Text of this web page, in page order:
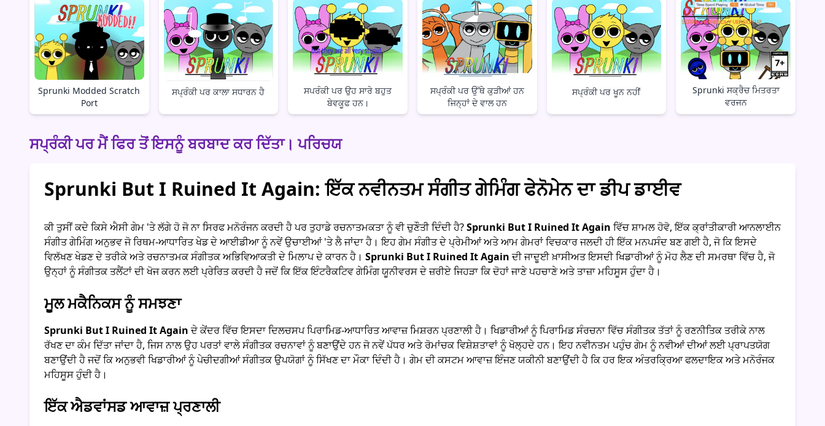
Sprunki Modded Scratch
Port
ਸਪ੍ਰੰਕੀ ਪਰ ਕਾਲਾ ਸਧਾਰਨ ਹੈ
ਸਪਰੰਕੀ ਪਰ ਉਹ ਸਾਰੇ ਬਹੁਤ
ਬੇਵਕੂਫ ਹਨ।
ਸਪ੍ਰੰਕੀ ਪਰ ਉੱਥੇ ਕੁੜੀਆਂ ਹਨ
ਜਿਨ੍ਹਾਂ ਦੇ ਵਾਲ ਹਨ
ਸਪ੍ਰੰਕੀ ਪਰ ਖੂਨ ਨਹੀਂ
Sprunki ਸਕ੍ਰੈਚ ਮਿਤਰਤਾ
ਵਰਜਨ
ਸਪ੍ਰੰਕੀ ਪਰ ਮੈਂ ਫਿਰ ਤੋਂ ਇਸਨੂੰ ਬਰਬਾਦ ਕਰ ਦਿੱਤਾ। ਪਰਿਚਯ
Sprunki But I Ruined It Again: ਇੱਕ ਨਵੀਨਤਮ ਸੰਗੀਤ ਗੇਮਿੰਗ ਫੇਨੋਮੇਨ ਦਾ ਡੀਪ ਡਾਈਵ
ਕੀ ਤੁਸੀਂ ਕਦੇ ਕਿਸੇ ਐਸੀ ਗੇਮ 'ਤੇ ਲੱਗੇ ਹੋ ਜੋ ਨਾ ਸਿਰਫ ਮਨੋਰੰਜਨ ਕਰਦੀ ਹੈ ਪਰ ਤੁਹਾਡੇ ਰਚਨਾਤਮਕਤਾ ਨੂੰ ਵੀ ਚੁਣੌਤੀ ਦਿੰਦੀ ਹੈ?Sprunki But I Ruined It Again ਵਿੱਚ ਸ਼ਾਮਲ ਹੋਵੋ, ਇੱਕ ਕ੍ਰਾਂਤੀਕਾਰੀ ਆਨਲਾਈਨ
ਸੰਗੀਤ ਗੇਮਿੰਗ ਅਨੁਭਵ ਜੋ ਰਿਥਮ-ਆਧਾਰਿਤ ਖੇਡ ਦੇ ਆਈਡੀਆ ਨੂੰ ਨਵੇਂ ਉਚਾਈਆਂ 'ਤੇ ਲੈ ਜਾਂਦਾ ਹੈ। ਇਹ ਗੇਮ ਸੰਗੀਤ ਦੇ ਪ੍ਰੇਮੀਆਂ ਅਤੇ ਆਮ ਗੇਮਰਾਂ ਵਿਚਕਾਰ ਜਲਦੀ ਹੀ ਇੱਕ ਮਨਪਸੰਦ ਬਣ ਗਈ ਹੈ, ਜੋ ਕਿ ਇਸਦੇ
ਵਿਲੱਖਣ ਖੇਡਣ ਦੇ ਤਰੀਕੇ ਅਤੇ ਰਚਨਾਤਮਕ ਸੰਗੀਤਕ ਅਭਿਵਿਆਕਤੀ ਦੇ ਮਿਲਾਪ ਦੇ ਕਾਰਨ ਹੈ। Sprunki But I Ruined It Againਦੀ ਜਾਦੂਈ ਖ਼ਾਸੀਅਤ ਇਸਦੀ ਖਿਡਾਰੀਆਂ ਨੂੰ ਮੋਹ ਲੈਣ ਦੀ ਸਮਰਥਾ ਵਿੱਚ ਹੈ, ਜੋ
ਉਨ੍ਹਾਂ ਨੂੰ ਸੰਗੀਤਕ ਤਲੈਂਟਾਂ ਦੀ ਖੋਜ ਕਰਨ ਲਈ ਪ੍ਰੇਰਿਤ ਕਰਦੀ ਹੈ ਜਦੋਂ ਕਿ ਇੱਕ ਇੰਟਰੈਕਟਿਵ ਗੇਮਿੰਗ ਯੂਨੀਵਰਸ ਦੇ ਜ਼ਰੀਏ ਜਿਹੜਾ ਕਿ ਦੋਹਾਂ ਜਾਣੇ ਪਹਚਾਣੇ ਅਤੇ ਤਾਜ਼ਾ ਮਹਿਸੂਸ ਹੁੰਦਾ ਹੈ।
ਮੂਲ ਮਕੈਨਿਕਸ ਨੂੰ ਸਮਝਣਾ
Sprunki But I Ruined It Againਦੇ ਕੇਂਦਰ ਵਿੱਚ ਇਸਦਾ ਦਿਲਚਸਪ ਪਿਰਾਮਿਡ-ਆਧਾਰਿਤ ਆਵਾਜ਼ ਮਿਸ਼ਰਨ ਪ੍ਰਣਾਲੀ ਹੈ। ਖਿਡਾਰੀਆਂ ਨੂੰ ਪਿਰਾਮਿਡ ਸੰਰਚਨਾ ਵਿੱਚ ਸੰਗੀਤਕ ਤੱਤਾਂ ਨੂੰ ਰਣਨੀਤਿਕ ਤਰੀਕੇ ਨਾਲ
ਰੱਖਣ ਦਾ ਕੰਮ ਦਿੱਤਾ ਜਾਂਦਾ ਹੈ, ਜਿਸ ਨਾਲ ਉਹ ਪਰਤਾਂ ਵਾਲੇ ਸੰਗੀਤਕ ਰਚਨਾਵਾਂ ਨੂੰ ਬਣਾਉਂਦੇ ਹਨ ਜੋ ਨਵੇਂ ਪੱਧਰ ਅਤੇ ਰੋਮਾਂਚਕ ਵਿਸ਼ੇਸ਼ਤਾਵਾਂ ਨੂੰ ਖੋਲ੍ਹਦੇ ਹਨ। ਇਹ ਨਵੀਨਤਮ ਪਹੁੰਚ ਗੇਮ ਨੂੰ ਨਵੀਆਂ ਦੀਆਂ ਲਈ ਪ੍ਰਾਪਤਯੋਗ
ਬਣਾਉਂਦੀ ਹੈ ਜਦੋਂ ਕਿ ਅਨੁਭਵੀ ਖਿਡਾਰੀਆਂ ਨੂੰ ਪੇਚੀਦਗੀਆਂ ਸੰਗੀਤਕ ਉਪਯੋਗਾਂ ਨੂੰ ਸਿੱਖਣ ਦਾ ਮੌਕਾ ਦਿੰਦੀ ਹੈ। ਗੇਮ ਦੀ ਕਸਟਮ ਆਵਾਜ਼ ਇੰਜਣ ਯਕੀਨੀ ਬਣਾਉਂਦੀ ਹੈ ਕਿ ਹਰ ਇਕ ਅੰਤਰਕ੍ਰਿਆ ਫਲਦਾਇਕ ਅਤੇ ਮਨੋਰੰਜਕ
ਮਹਿਸੂਸ ਹੁੰਦੀ ਹੈ।
ਇੱਕ ਐਡਵਾਂਸਡ ਆਵਾਜ਼ ਪ੍ਰਣਾਲੀ